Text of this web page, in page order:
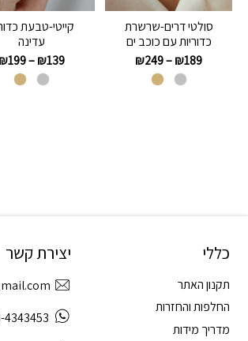
סולטי דרים-שרשרת
כדוריות עם כוכב ים
₪189
–
₪249
קייטי-טבעת
עדינה
₪139
–
₪199
כללי
תקנון האתר
החלפות והחזרות
מדריך מידות
יצירת קשר
4343453